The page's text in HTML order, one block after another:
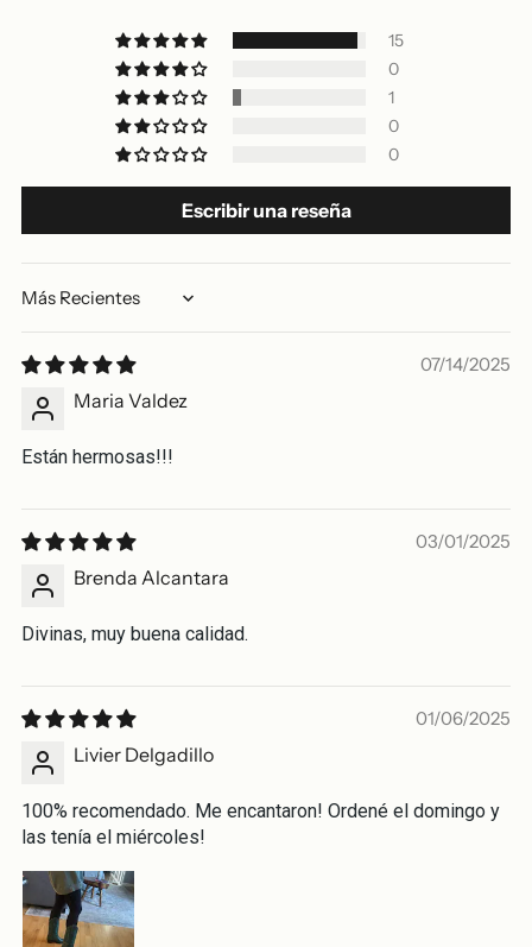
15
0
1
0
0
Escribir una reseña
Sort by
07/14/2025
Maria Valdez
Están hermosas!!!
03/01/2025
Brenda Alcantara
Divinas, muy buena calidad.
01/06/2025
Livier Delgadillo
100% recomendado. Me encantaron! Ordené el domingo y
las tenía el miércoles!